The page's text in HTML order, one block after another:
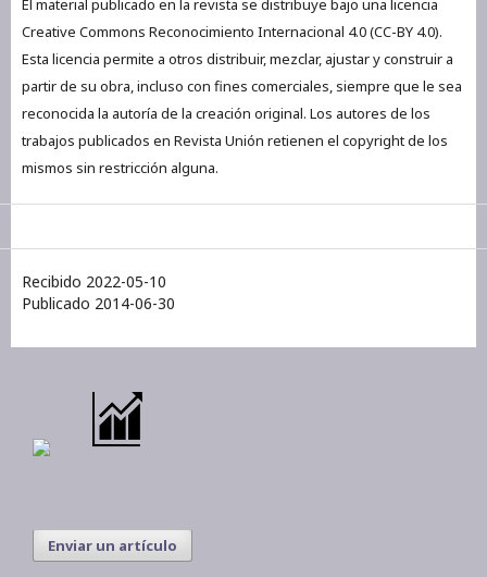
El material publicado en la revista se distribuye bajo una licencia
Creative Commons Reconocimiento Internacional 4.0 (CC-BY 4.0).
Esta licencia permite a otros distribuir, mezclar, ajustar y construir a
partir de su obra, incluso con fines comerciales, siempre que le sea
reconocida la autoría de la creación original. Los autores de los
trabajos publicados en Revista Unión retienen el copyright de los
mismos sin restricción alguna.
Recibido 2022-05-10
Publicado 2014-06-30
Enviar un artículo